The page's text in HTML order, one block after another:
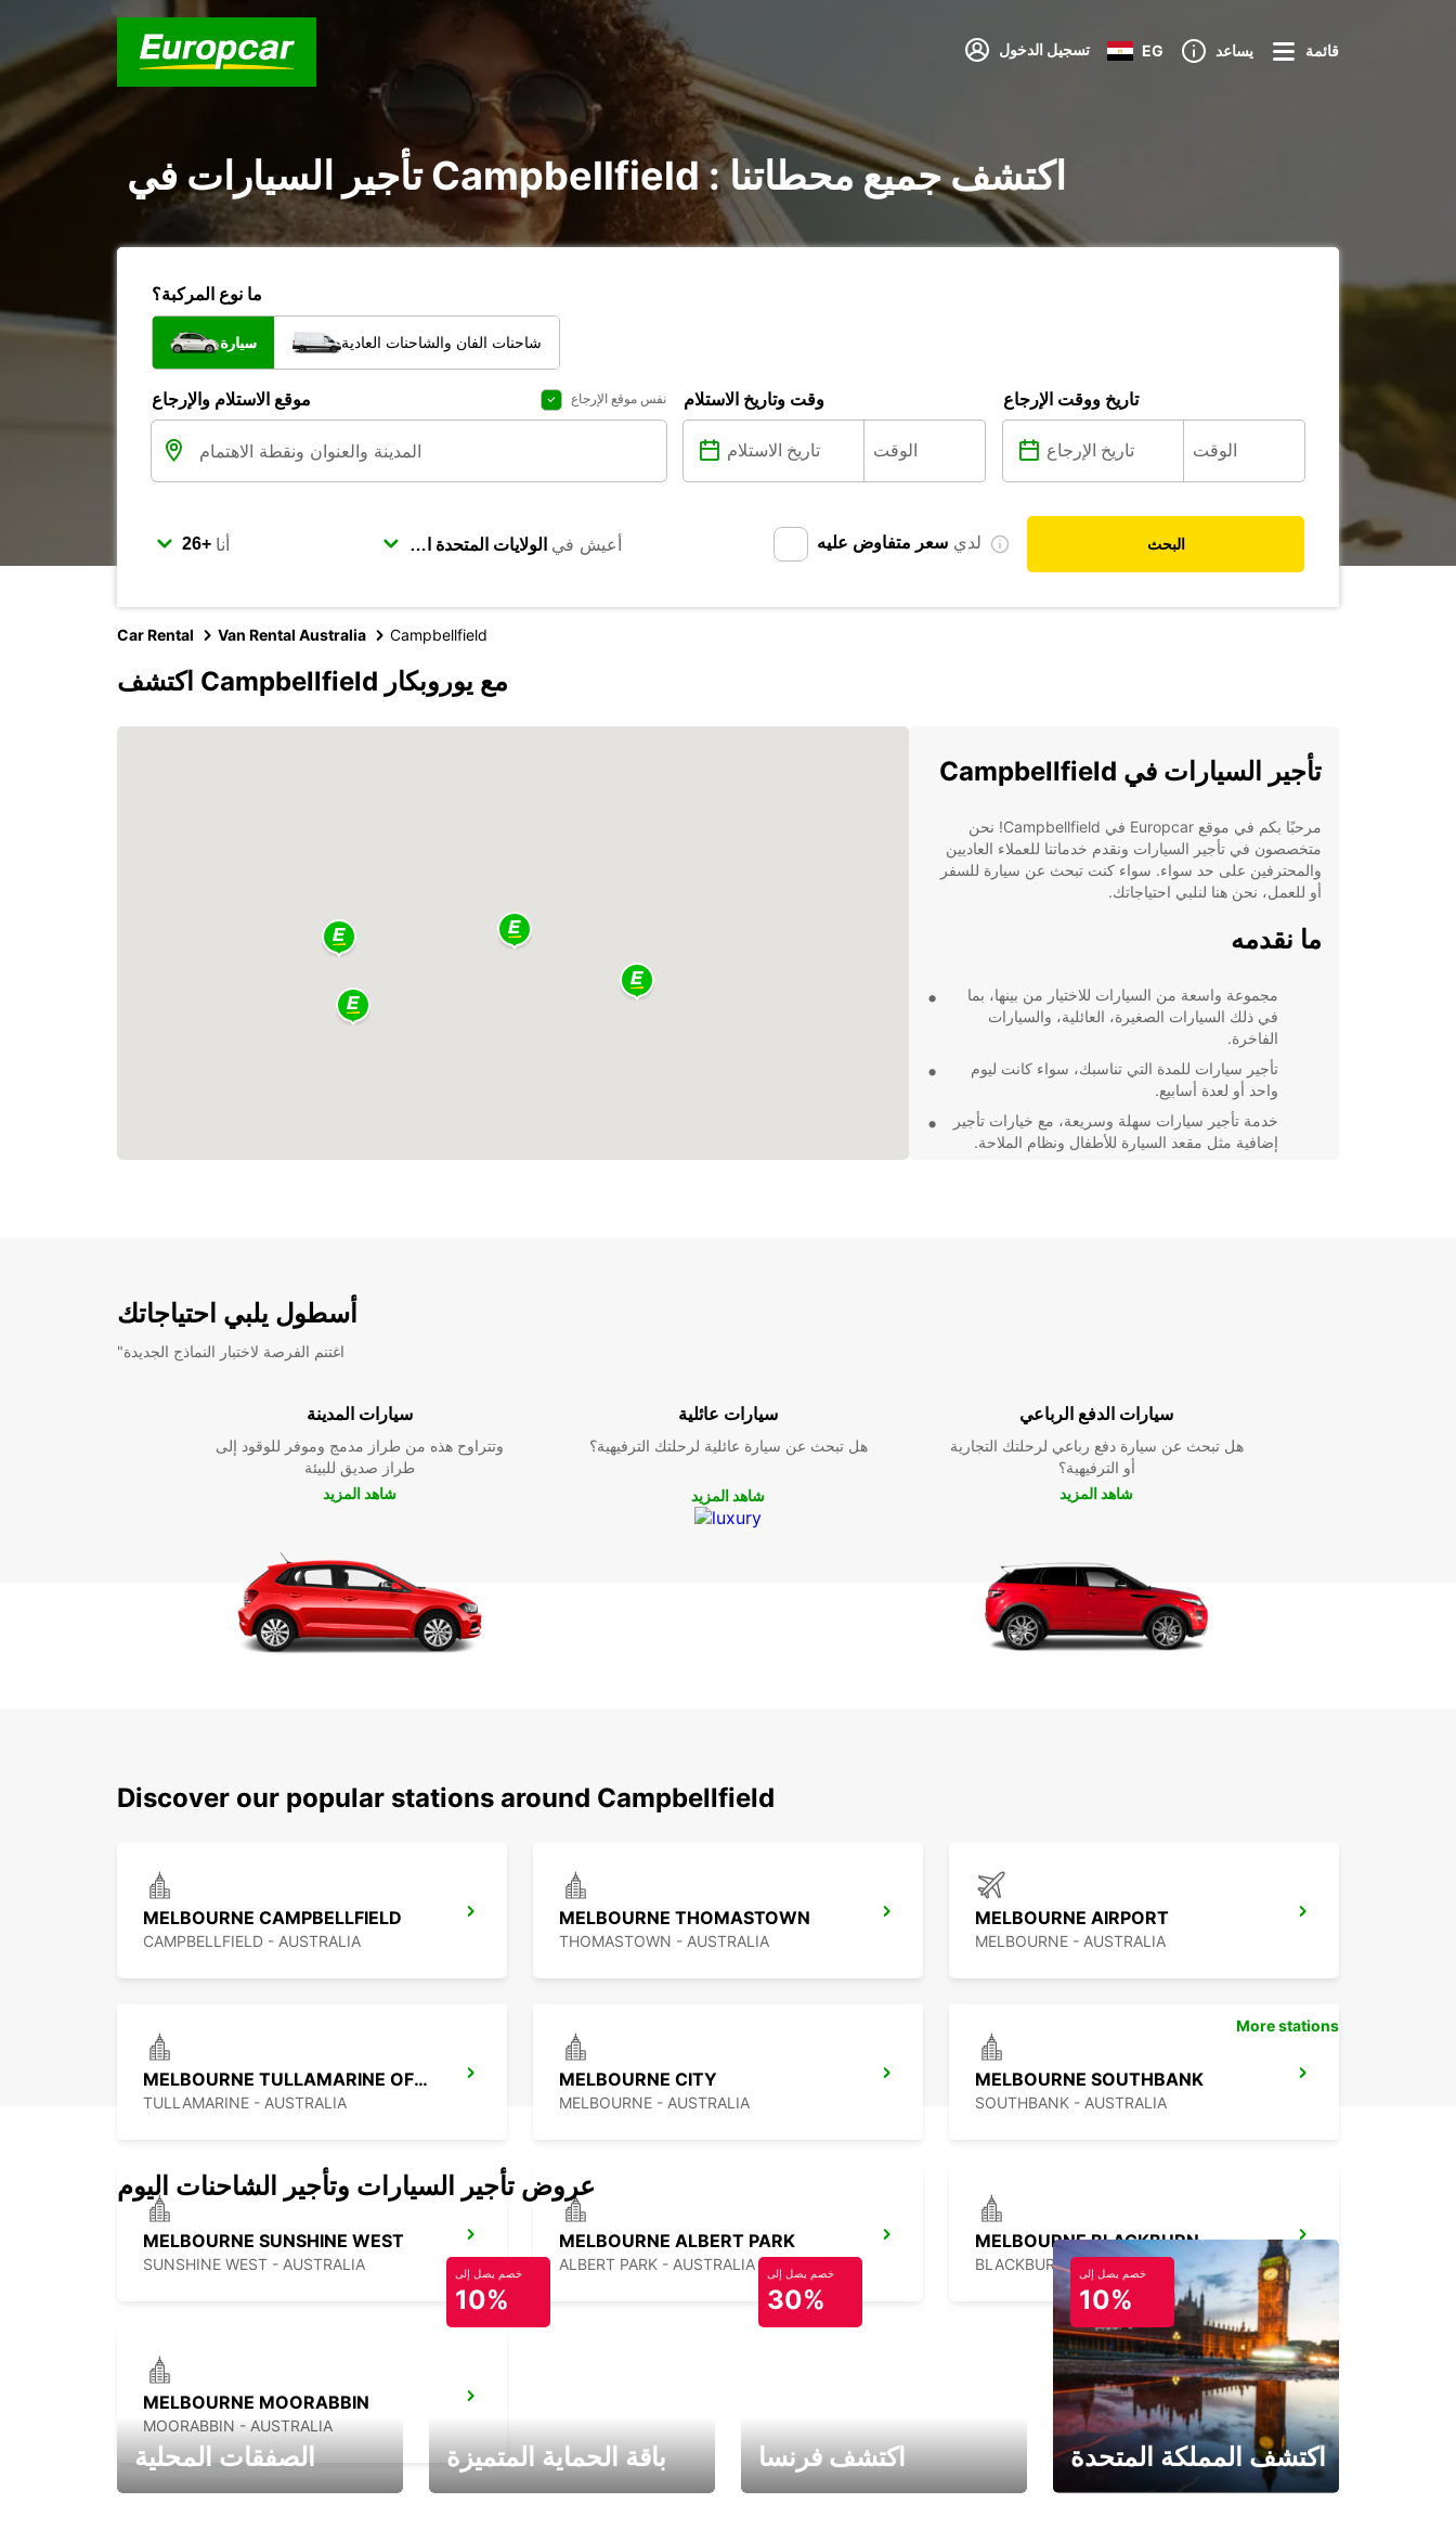
تسجيل الدخول EG يساعد قائمة
تأجير السيارات في Campbellfield : اكتشف جميع محطاتنا
ما نوع المركبة؟
سيارة شاحنات الفان والشاحنات العادية
موقع الاستلام والإرجاع نفس موقع الإرجاع وقت وتاريخ الاستلام تاريخ ووقت الإرجاع
أنا أعيش في لدي سعر متفاوض عليه البحث
Car Rental Van Rental Australia Campbellfield
اكتشف Campbellfield مع يوروبكار
تأجير السيارات في Campbellfield
مرحبًا بكم في موقع Europcar في Campbellfield! نحن
متخصصون في تأجير السيارات ونقدم خدماتنا للعملاء العاديين
والمحترفين على حد سواء. سواء كنت تبحث عن سيارة للسفر
أو للعمل، نحن هنا لنلبي احتياجاتك.
ما نقدمه
مجموعة واسعة من السيارات للاختيار من بينها، بما
في ذلك السيارات الصغيرة، العائلية، والسيارات
الفاخرة.
تأجير سيارات للمدة التي تناسبك، سواء كانت ليوم
واحد أو لعدة أسابيع.
خدمة تأجير سيارات سهلة وسريعة، مع خيارات تأجير
إضافية مثل مقعد السيارة للأطفال ونظام الملاحة.
انضم إلينا اليوم واستمتع بتجربة تأجير سيارة لا تُنسى مع
أسطول يلبي احتياجاتك
"اغتنم الفرصة لاختبار النماذج الجديدة
سيارات المدينة
وتتراوح هذه من طراز مدمج وموفر للوقود إلى
طراز صديق للبيئة
شاهد المزيد
سيارات عائلية
هل تبحث عن سيارة عائلية لرحلتك الترفيهية؟
شاهد المزيد
سيارات الدفع الرباعي
هل تبحث عن سيارة دفع رباعي لرحلتك التجارية
أو الترفيهية؟
شاهد المزيد
Discover our popular stations around Campbellfield
MELBOURNE CAMPBELLFIELD
CAMPBELLFIELD - AUSTRALIA
MELBOURNE THOMASTOWN
THOMASTOWN - AUSTRALIA
MELBOURNE AIRPORT
MELBOURNE - AUSTRALIA
MELBOURNE TULLAMARINE OFF AIRPORT
TULLAMARINE - AUSTRALIA
MELBOURNE CITY
MELBOURNE - AUSTRALIA
MELBOURNE SOUTHBANK
SOUTHBANK - AUSTRALIA
MELBOURNE SUNSHINE WEST
SUNSHINE WEST - AUSTRALIA
MELBOURNE ALBERT PARK
ALBERT PARK - AUSTRALIA
MELBOURNE BLACKBURN
BLACKBURN - AUSTRALIA
MELBOURNE MOORABBIN
MOORABBIN - AUSTRALIA
More stations
عروض تأجير السيارات وتأجير الشاحنات اليوم
الصفقات المحلية
خصم يصل إلى
10%
باقة الحماية المتميزة
خصم يصل إلى
30%
اكتشف فرنسا
خصم يصل إلى
10%
اكتشف المملكة المتحدة